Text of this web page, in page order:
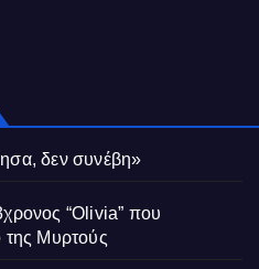
δεν συνέβη»
“Olivia” που
της Μυρτούς